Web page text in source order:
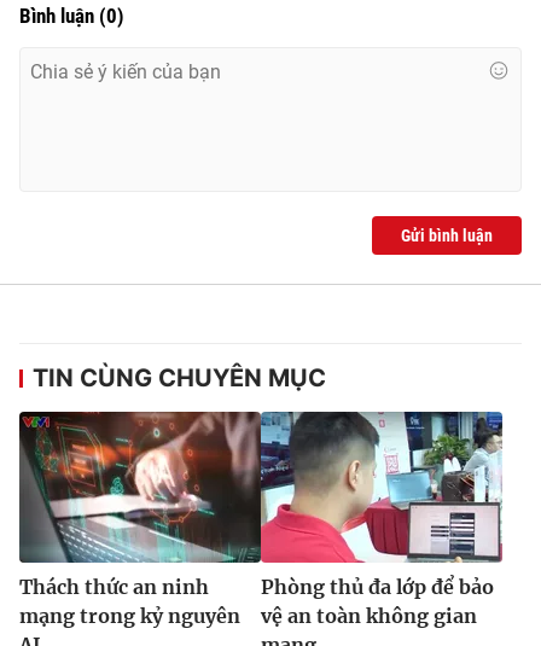
Bình luận (0)
Gửi bình luận
TIN CÙNG CHUYÊN MỤC
Thách thức an ninh
mạng trong kỷ nguyên
Phòng thủ đa lớp để bảo
vệ an toàn không gian